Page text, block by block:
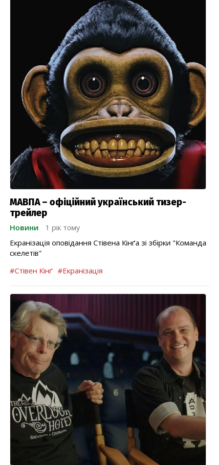
МАВПА – офіційний український тизер-
трейлер
Новини
1 рік тому
Екранізація оповідання Стівена Кінґа зі збірки "Команда
скелетів"
#Стівен Кінґ #Екранізація